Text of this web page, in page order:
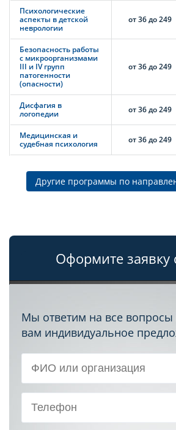
Психологические
аспекты в детской
неврологии
от 36 до 249
Безопасность работы
с микроорганизмами
III и IV групп
патогенности
(опасности)
от 36 до 249
Дисфагия в
логопедии
от 36 до 249
Медицинская и
судебная психология
от 36 до 249
Другие программы по
Оформите заявку
Мы ответим на все вопросы
вам индивидуальное